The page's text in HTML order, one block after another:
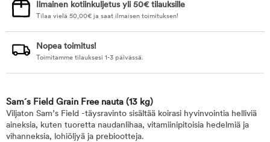
Ilmainen kotiinkuljetus yli 50€ tilauksille
Tilaa vielä 50,00€ ja saat ilmaisen toimituksen!
Nopea toimitus!
Toimitamme tilauksesi 1-3 päivässä.
Sam´s Field Grain Free nauta (13 kg)
Viljaton Sam’s Field -täysravinto sisältää koirasi hyvinvointia helliviä
aineksia, kuten tuoretta naudanlihaa, vitamiinipitoisia hedelmiä ja
vihanneksia, lohiöljyä ja prebiootteja.